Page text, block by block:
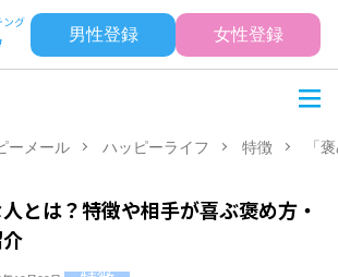
男性登録 女性登録
ーメール ハッピーライフ 特徴 「
人とは？特徴や相手が喜ぶ褒め方・
介